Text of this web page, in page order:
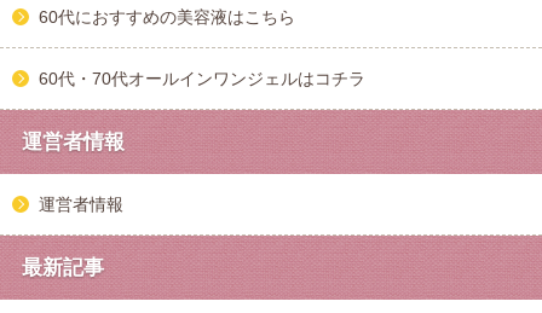
60代におすすめの美容液はこちら
60代・70代オールインワンジェルはコチラ
運営者情報
運営者情報
最新記事